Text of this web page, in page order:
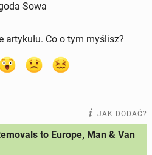
Sowa
artykułu. Co o tym myślisz?
JAK DODAĆ?
to Europe, Man & Van